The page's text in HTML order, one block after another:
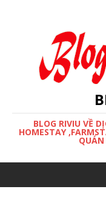
BLOG RIVIU VỀ
HOMESTAY